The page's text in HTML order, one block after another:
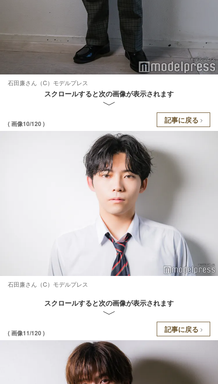
石田廉さん（C）モデルプレス
スクロールすると次の画像が表示されます
( 画像10/120 ) 記事に戻る
石田廉さん（C）モデルプレス
スクロールすると次の画像が表示されます
( 画像11/120 ) 記事に戻る